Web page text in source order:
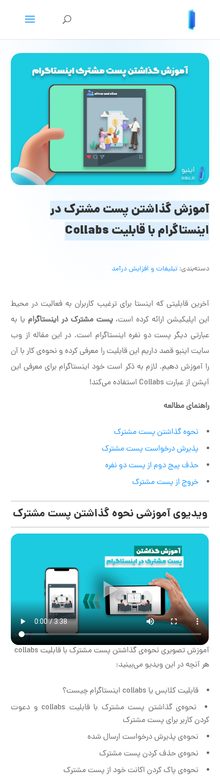
آموزش گذاشتن پست مشترک در
اینستاگرام با قابلیت Collabs
دسته‌بندی:تبلیغات و افزایش درآمد
آخرین قابلیتی که اینستا برای ترغیب کاربران به فعالیت در محیط
این اپلیکیشن ارائه کرده است،پست مشترک در اینستاگرامیا به
عبارتی دیگر پست دو نفره اینستاگرام است. در این مقاله از وب
سایت اینبو قصد داریم این قابلیت را معرفی کرده و نحوه‌ی کار با آن
را آموزش دهیم. لازم به ذکر است خود اینستاگرام برای معرفی این
آپشن از عبارت Collabs استفاده می‌کند!
راهنمای مطالعه
نحوه گذاشتن پست مشترک
پذیرش درخواست پست مشترک
حذف پیج دوم از پست دو نفره
خروج از پست مشترک
ویدیوی آموزشی نحوه گذاشتن پست مشترک
آموزش تصویری نحوه‌ی گذاشتن پست مشترک با قابلیت collabs
هر آنچه در این ویدیو می‌بینید:
قابلیت کلابس یا collabs اینستاگرام چیست؟
نحوه‌ی گذاشتن پست مشترک با قابلیت collabs و دعوت
کردن کاربر برای پست مشترک
نحوه‌ی پذیرش درخواست ارسال شده
نحوه‌ی حذف کردن پست مشترک
نحوه‌ی پاک کردن اکانت خود از پست مشترک